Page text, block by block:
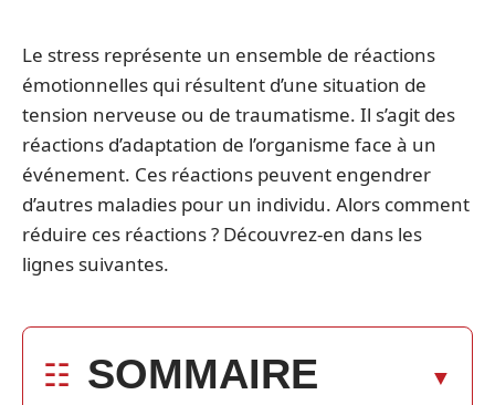
Le stress représente un ensemble de réactions
émotionnelles qui résultent d’une situation de
tension nerveuse ou de traumatisme. Il s’agit des
réactions d’adaptation de l’organisme face à un
événement. Ces réactions peuvent engendrer
d’autres maladies pour un individu. Alors comment
réduire ces réactions ? Découvrez-en dans les
lignes suivantes.
SOMMAIRE